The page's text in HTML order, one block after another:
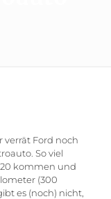
verrät Ford noch
So viel
kommen und
(300
es (noch) nicht,